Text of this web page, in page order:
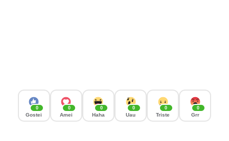
0
Gostei
0
Amei
0
Haha
0
Uau
0
Triste
0
Grr